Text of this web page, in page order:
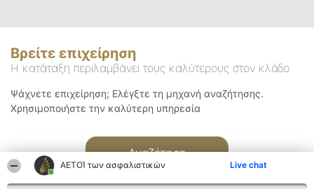
ΑΕΤΟΊ των ασφαλιστικών Live chat
Βρείτε επιχείρηση
Η κατάταξη περιλαμβάνει τους καλύτερους στον κλάδο
Ψάχνετε επιχείρηση; Ελέγξτε τη μηχανή αναζήτησης.
Χρησιμοποιήστε την καλύτερη υπηρεσία
Αναζήτηση